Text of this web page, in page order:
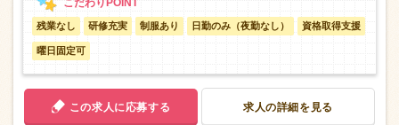
残業なし 研修充実 制服あり 日勤のみ（夜勤なし） 資格取得支援
曜日固定可
この求人に応募する 求人の詳細を見る